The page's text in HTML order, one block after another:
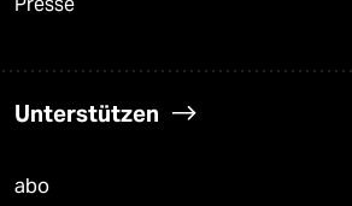
Presse
Unterstützen
abo